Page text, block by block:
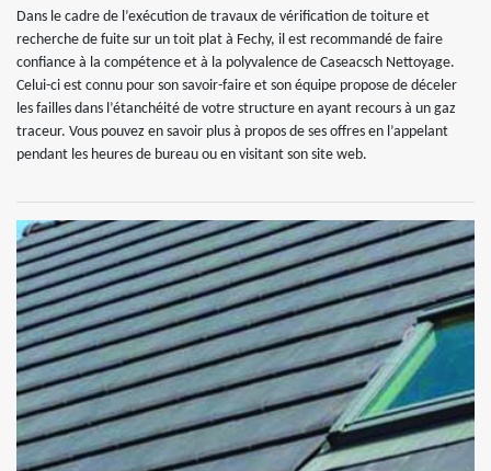
Dans le cadre de l’exécution de travaux de vérification de toiture et
recherche de fuite sur un toit plat à Fechy, il est recommandé de faire
confiance à la compétence et à la polyvalence de Caseacsch Nettoyage.
Celui-ci est connu pour son savoir-faire et son équipe propose de déceler
les failles dans l’étanchéité de votre structure en ayant recours à un gaz
traceur. Vous pouvez en savoir plus à propos de ses offres en l’appelant
pendant les heures de bureau ou en visitant son site web.